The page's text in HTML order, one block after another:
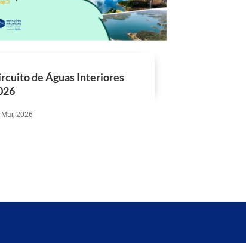
de Águas Interiores
2026